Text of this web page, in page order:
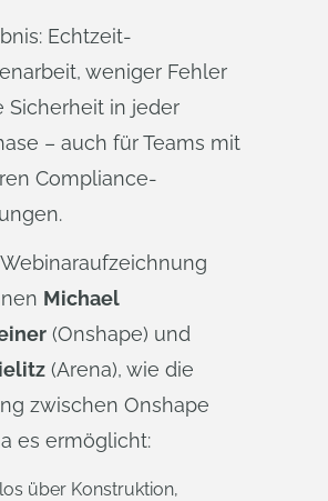
Echtzeit-
weniger Fehler
Sicherheit in jeder
– auch für Teams mit
Compliance-
Michael
(Onshape) und
(Arena), wie die
zwischen Onshape
es ermöglicht:
über Konstruktion,